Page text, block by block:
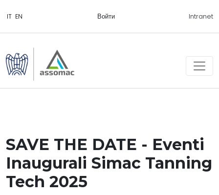
Войти Intranet
SAVE THE DATE - Eventi
Inaugurali Simac Tanning
Tech 2025